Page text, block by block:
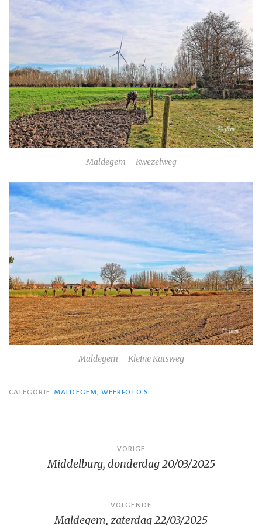
Maldegem – Kwezelweg
Maldegem – Kleine Katsweg
CATEGORIE MALDEGEM, WEERFOTO'S
navigatie
VORIGE
Middelburg, donderdag 20/03/2025
VOLGENDE
Maldegem, zaterdag 22/03/2025